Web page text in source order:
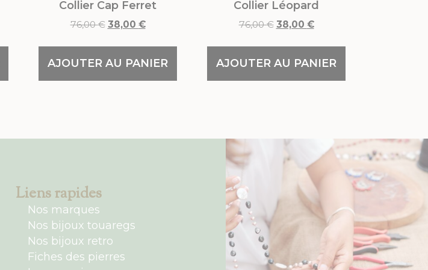
Collier Cap Ferret
76,00€ 38,00 €
AJOUTER AU PANIER
Collier Léopard
76,00€ 38,00 €
AJOUTER AU PANIER
Liens rapides
Nos marques
Nos bijoux touaregs
Nos bijoux retro
Fiches des pierres